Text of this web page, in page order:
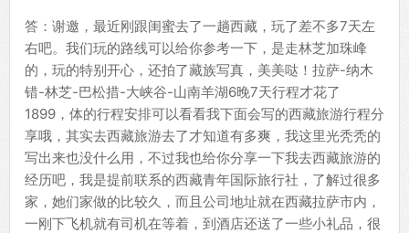
答：谢邀，最近刚跟闺蜜去了一趟西藏，玩了差不多7天左
右吧。我们玩的路线可以给你参考一下，是走林芝加珠峰
的，玩的特别开心，还拍了藏族写真，美美哒！拉萨-纳木
错-林芝-巴松措-大峡谷-山南羊湖6晚7天行程才花了
1899，体的行程安排可以看看我下面会写的西藏旅游行程分
享哦，其实去西藏旅游去了才知道有多爽，我这里光秃秃的
写出来也没什么用，不过我也给你分享一下我去西藏旅游的
经历吧，我是提前联系的西藏青年国际旅行社，了解过很多
家，她们家做的比较久，而且公司地址就在西藏拉萨市内，
一刚下飞机就有司机在等着，到酒店还送了一些小礼品，很